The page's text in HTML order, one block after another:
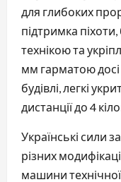
для глибоких
підтримка
технікою та
мм гарматою
будівлі, легкі
дистанції до 4
Українські сили
різних
машини